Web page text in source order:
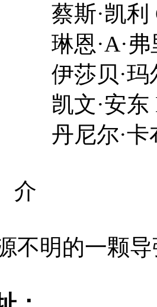
凯利
弗里德
·玛尔
安东
·卡布勒
明的一颗导